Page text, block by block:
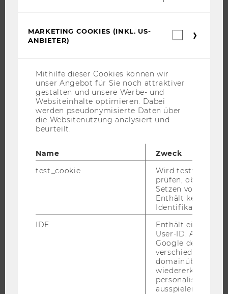
WARUM WU?
BACHELOR
DOKTORAT / PHD
EXECUTIVE EDUCATION
BEWERBUNG UND ZULASSUNG
INFORMATIONEN FÜR STUDIERENDE
INTERNATIONALE UND INCOMING EXCHANGE STUDIERENDE
ANGEBOTE FÜR SCHULEN UND STUDIENINTERESSIERTE
STUDENT CLUBS
FORSCHUNGSPORTAL
MARKETING COOKIES (INKL. US-
ANBIETER)
Mithilfe dieser Cookies können wir
unser Angebot für Sie noch attraktiver
gestalten und unsere Werbe- und
Websiteinhalte optimieren. Dabei
werden pseudonymisierte Daten über
die Websitenutzung analysiert und
beurteilt.
Name
Zweck
test_cookie
Wird testweise
prüfen, ob der
Setzen von
Enthält keine
IDE
Enthält eine
User-ID. Anhand
Google den User
verschiedene
wiedererkennen
personalisierte
ausspielen.